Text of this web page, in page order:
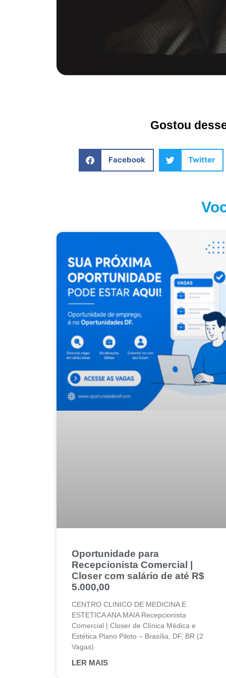
Gostou
Facebook Twitter
Oportunidade para
Recepcionista Comercial |
Closer com salário de até R$
5.000,00
CENTRO CLINICO DE MEDICINA E
ESTETICA ANA MAIA Recepcionista
Comercial | Closer de Clínica Médica e
Estética Plano Piloto – Brasília, DF, BR (2
Vagas)
LER MAIS